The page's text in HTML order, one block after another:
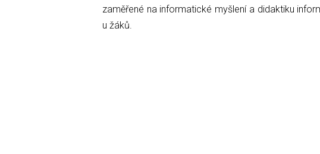
zaměřené na informatické myšlení a didaktiku
u žáků.